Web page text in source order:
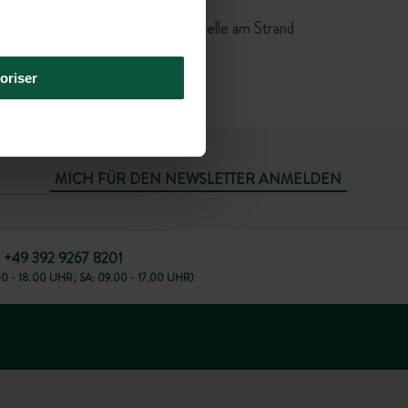
SNCF Quimper (25 km).
dann Stadtbuslinie n°1, Haltestelle am Strand
(400 m vom Campingplatz)
Taxi(40 Min.)
MICH FÜR DEN NEWSLETTER ANMELDEN
+49 392 9267 8201
- 18.00 UHR; SA: 09.00 - 17.00 UHR)